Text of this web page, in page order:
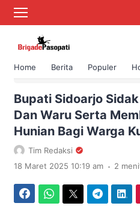
Home Berita Populer
›
Bupati Sidoarjo
Dan Waru Serta
Hunian Bagi Warga
Tim Redaksi
18 Maret 2025 10:19 am . 2